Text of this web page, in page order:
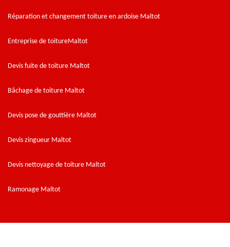
Réparation et changement toiture en ardoise Maltot
Entreprise de toitureMaltot
Devis fuite de toiture Maltot
Bâchage de toiture Maltot
Devis pose de gouttière Maltot
Devis zingueur Maltot
Devis nettoyage de toiture Maltot
Ramonage Maltot